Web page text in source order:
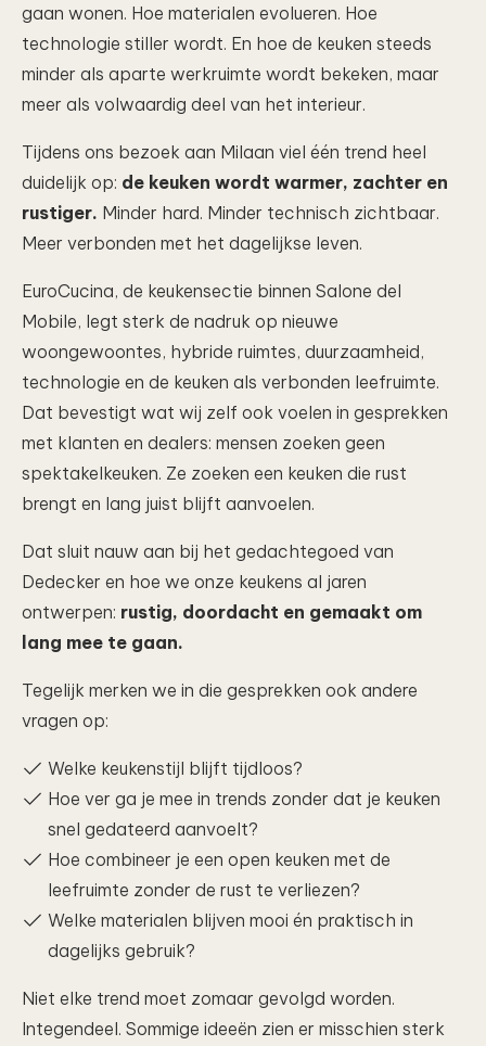
gaan wonen. Hoe materialen evolueren. Hoe
technologie stiller wordt. En hoe de keuken steeds
minder als aparte werkruimte wordt bekeken, maar
meer als volwaardig deel van het interieur.
Tijdens ons bezoek aan Milaan viel één trend heel
duidelijk op: de keuken wordt warmer, zachter en
rustiger. Minder hard. Minder technisch zichtbaar.
Meer verbonden met het dagelijkse leven.
EuroCucina, de keukensectie binnen Salone del
Mobile, legt sterk de nadruk op nieuwe
woongewoontes, hybride ruimtes, duurzaamheid,
technologie en de keuken als verbonden leefruimte.
Dat bevestigt wat wij zelf ook voelen in gesprekken
met klanten en dealers: mensen zoeken geen
spektakelkeuken. Ze zoeken een keuken die rust
brengt en lang juist blijft aanvoelen.
Dat sluit nauw aan bij het gedachtegoed van
Dedecker en hoe we onze keukens al jaren
ontwerpen: rustig, doordacht en gemaakt om
lang mee te gaan.
Tegelijk merken we in die gesprekken ook andere
vragen op:
Welke keukenstijl blijft tijdloos?
Hoe ver ga je mee in trends zonder dat je keuken
snel gedateerd aanvoelt?
Hoe combineer je een open keuken met de
leefruimte zonder de rust te verliezen?
Welke materialen blijven mooi én praktisch in
dagelijks gebruik?
Niet elke trend moet zomaar gevolgd worden.
Integendeel. Sommige ideeën zien er misschien sterk